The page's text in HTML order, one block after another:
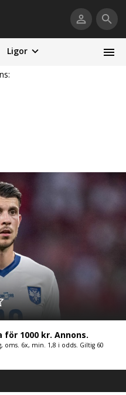
Ligor
1000 kr. Annons.
oms. 6x, min. 1,8 i odds. Giltig 60